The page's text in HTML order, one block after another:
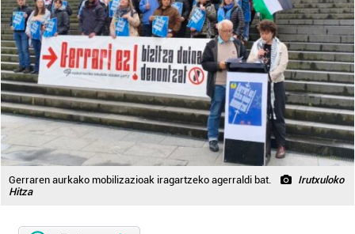
Gerraren aurkako mobilizazioak iragartzeko agerraldi bat.
Irutxuloko
Hitza